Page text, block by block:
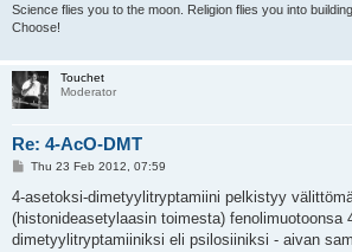
Science flies you to the moon. Religion flies you into
Choose!
Touchet
Moderator
Re: 4-AcO-DMT
P
s
Thu 23 Feb 2012, 07:59
4-asetoksi-dimetyylitryptamiini pelkistyy
(histonideasetylaasin toimesta) fenolimuotoonsa
dimetyylitryptamiiniksi eli psilosiiniksi - aivan